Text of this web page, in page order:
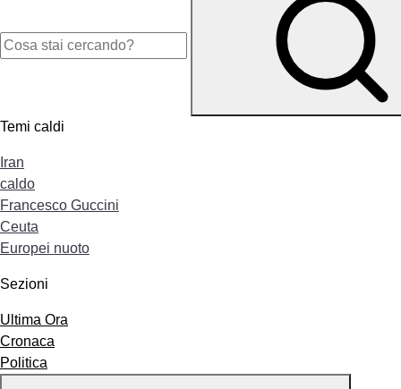
Temi caldi
Iran
caldo
Francesco Guccini
Ceuta
Europei nuoto
Sezioni
Ultima Ora
Cronaca
Politica